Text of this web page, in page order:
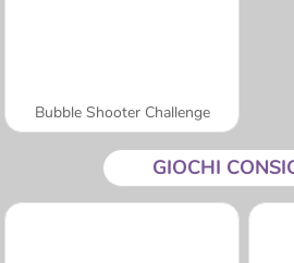
Bubble Shooter Challenge
GIOCHI